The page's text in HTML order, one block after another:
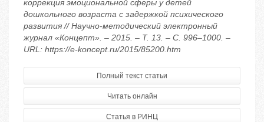
коррекция эмоциональной сферы у детей
дошкольного возраста с задержкой психического
развития // Научно-методический электронный
журнал «Концепт». – 2015. – Т. 13. – С. 996–1000. –
URL: https://e-koncept.ru/2015/85200.htm
Полный текст статьи
Читать онлайн
Статья в РИНЦ